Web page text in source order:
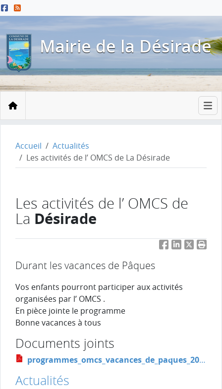
Menu principal
Contenu principal
Pied de page
Mairie de la Désirade
Accueil
Accueil
Actualités
Les activités de l’ OMCS de La Désirade
Les activités de l’ OMCS de
La Désirade
FacebookLinkedIn
Twitter
Durant les vacances de Pâques
Vos enfants pourront participer aux activités
organisées par l’ OMCS .
En pièce jointe le programme
Bonne vacances à tous
Documents joints
programmes_omcs_vacances_de_paques_2016._downloaded_with_1stbrowser_.pdf
Actualités